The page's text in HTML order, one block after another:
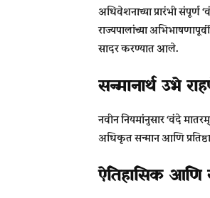
अधिवेशनाच्या प्रारंभी संपूर्ण
राज्यपालांच्या
सादर करण्यात आले.
सन्मानार्थ उभे
नवीन नियमांनुसार ‘वंदे
अधिकृत सन्मान आणि
ऐतिहासिक आणि